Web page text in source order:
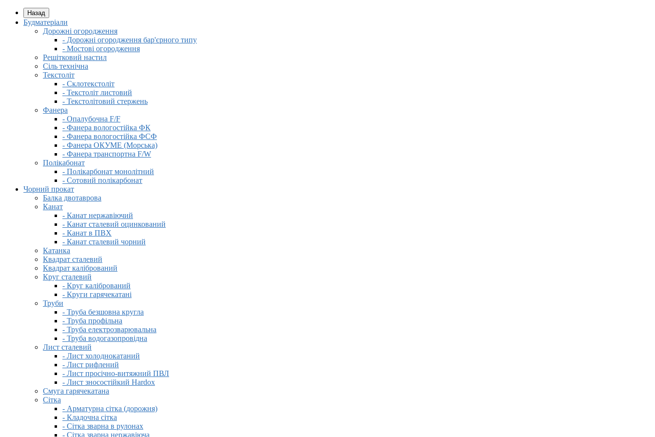
Назад
Будматеріали
Дорожні огородження
- Дорожні огородження бар'єрного типу
- Мостові огородження
Решітковий настил
Сіль технічна
Текстоліт
- Склотекстоліт
- Текстоліт листовий
- Текстолітовий стержень
Фанера
- Опалубочна F/F
- Фанера вологостійка ФК
- Фанера вологостійка ФСФ
- Фанера ОКУМЕ (Морська)
- Фанера транспортна F/W
Полікабонат
- Полікарбонат монолітний
- Сотовий полікарбонат
Чорний прокат
Балка двотаврова
Канат
- Канат нержавіючий
- Канат сталевий оцинкований
- Канат в ПВХ
- Канат сталевий чорний
Катанка
Квадрат сталевий
Квадрат калібрований
Круг сталевий
- Круг калібрований
- Круги гарячекатані
Труби
- Труба безшовна кругла
- Труба профільна
- Труба електрозварювальна
- Труба водогазопровідна
Лист сталевий
- Лист холоднокатаний
- Лист рифлений
- Лист просічно-витяжний ПВЛ
- Лист зносостійкий Hardox
Смуга гарячекатана
Сітка
- Арматурна сітка (дорожня)
- Кладочна сітка
- Сітка зварна в рулонах
- Сітка зварна нержавіюча